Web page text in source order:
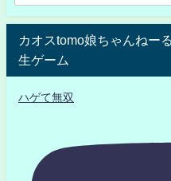
カオスtomo娘ちゃんねー
生ゲーム
ハゲて無双